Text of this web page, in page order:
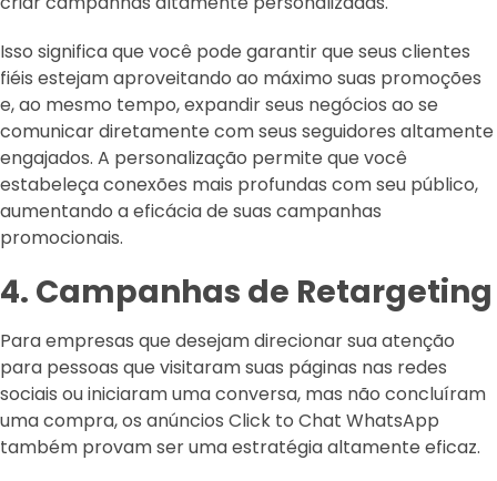
Isso significa que você pode garantir que seus clientes
fiéis estejam aproveitando ao máximo suas promoções
e, ao mesmo tempo, expandir seus negócios ao se
comunicar diretamente com seus seguidores altamente
engajados. A personalização permite que você
estabeleça conexões mais profundas com seu público,
aumentando a eficácia de suas campanhas
promocionais.
4. Campanhas de Retargeting
Para empresas que desejam direcionar sua atenção
para pessoas que visitaram suas páginas nas redes
sociais ou iniciaram uma conversa, mas não concluíram
uma compra, os anúncios Click to Chat WhatsApp
também provam ser uma estratégia altamente eficaz.